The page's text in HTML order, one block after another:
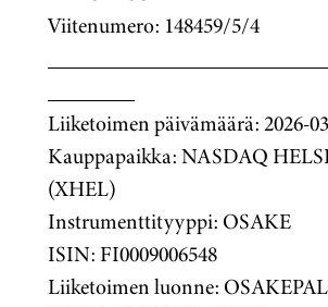
Viitenumero: 148459/5/4
Liiketoimen päivämäärä: 2026-
Kauppapaikka: NASDAQ
(XHEL)
Instrumenttityyppi: OSAKE
ISIN: FI0009006548
Liiketoimen luonne: